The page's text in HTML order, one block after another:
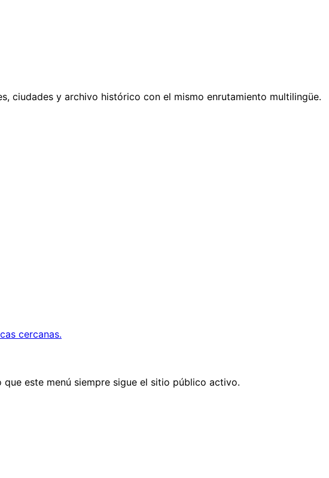
ciudades y archivo histórico con el mismo enrutamiento multilingüe.
cercanas.
este menú siempre sigue el sitio público activo.